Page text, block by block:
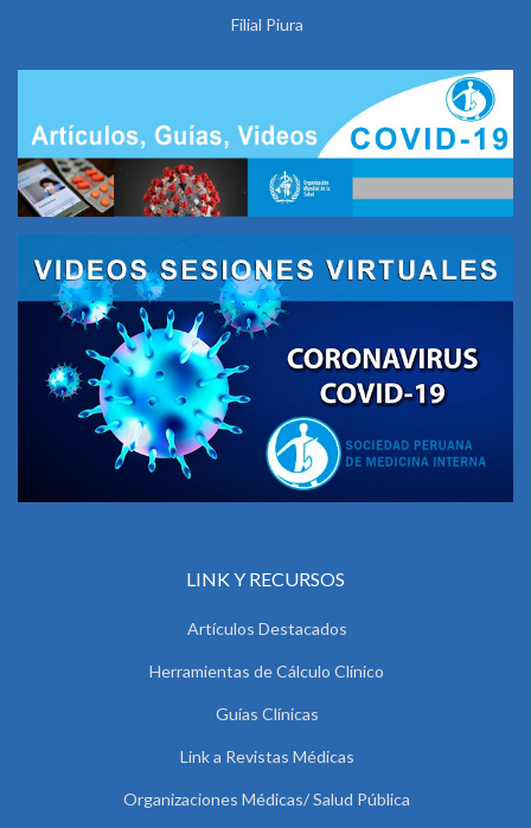
Filial Piura
LINK Y RECURSOS
Artículos Destacados
Herramientas de Cálculo Clínico
Guías Clínicas
Link a Revistas Médicas
Organizaciones Médicas/ Salud Pública